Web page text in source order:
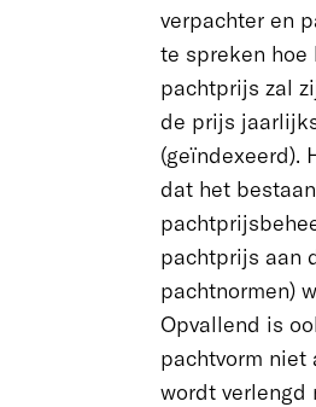
verpachter en
te spreken hoe
pachtprijs zal
de prijs
(geïndexeerd).
dat het
pachtprijs aan
pachtnormen)
Opvallend is
pachtvorm niet
wordt verlengd